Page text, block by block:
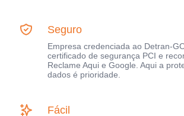
Seguro
Empresa credenciada ao Detran-
certificado de segurança PCI e
Reclame Aqui e Google. Aqui a
dados é prioridade.
Fácil